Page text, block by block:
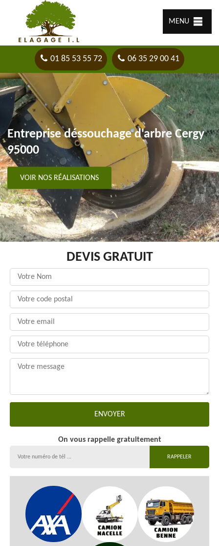
MENU
01 85 53 55 72 06 35 29 00 41
Entreprise déssouchage d'arbre Cergy
95000
VOIR NOS RÉALISATIONS
DEVIS GRATUIT
On vous rappelle gratuitement